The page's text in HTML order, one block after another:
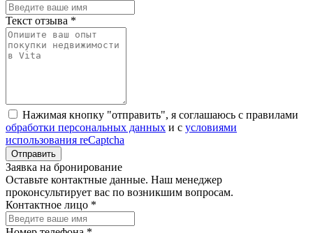
Текст отзыва *
Нажимая кнопку "отправить", я соглашаюсь с правилами
обработки персональных данных и с условиями
использования reCaptcha
Заявка на бронирование
Оставьте контактные данные. Наш менеджер
проконсультирует вас по возникшим вопросам.
Контактное лицо *